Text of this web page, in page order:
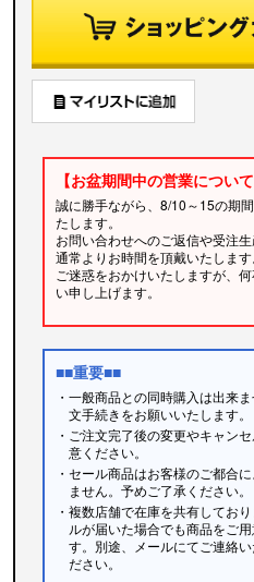
【お盆期間中の営業について
誠に勝手ながら、8/10～15の期
たします。
お問い合わせへのご返信や受注
通常よりお時間を頂戴いたします
ご迷惑をおかけいたしますが、
い申し上げます。
■■重要■■
・一般商品との同時購入は出来
文手続きをお願いいたします。
・ご注文完了後の変更やキャン
意ください。
・セール商品はお客様のご都合
ません。予めご了承ください。
・複数店舗で在庫を共有してお
ルが届いた場合でも商品をご
す。別途、メールにてご連絡
ださい。